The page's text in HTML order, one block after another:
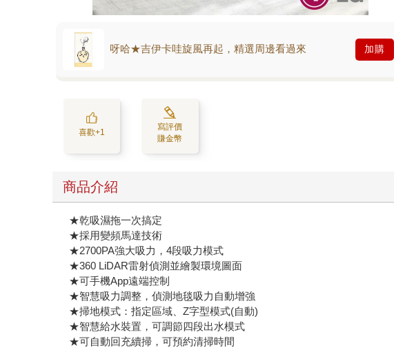
呀哈★吉伊卡哇旋風再起，精選周邊看過來 加購
喜歡+1
寫評價
賺金幣
商品介紹
★乾吸濕拖一次搞定
★採用變頻馬達技術
★2700PA強大吸力，4段吸力模式
★360 LiDAR雷射偵測並繪製環境圖面
★可手機App遠端控制
★智慧吸力調整，偵測地毯吸力自動增強
★掃地模式：指定區域、Z字型模式(自動)
★智慧給水裝置，可調節四段出水模式
★可自動回充續掃，可預約清掃時間